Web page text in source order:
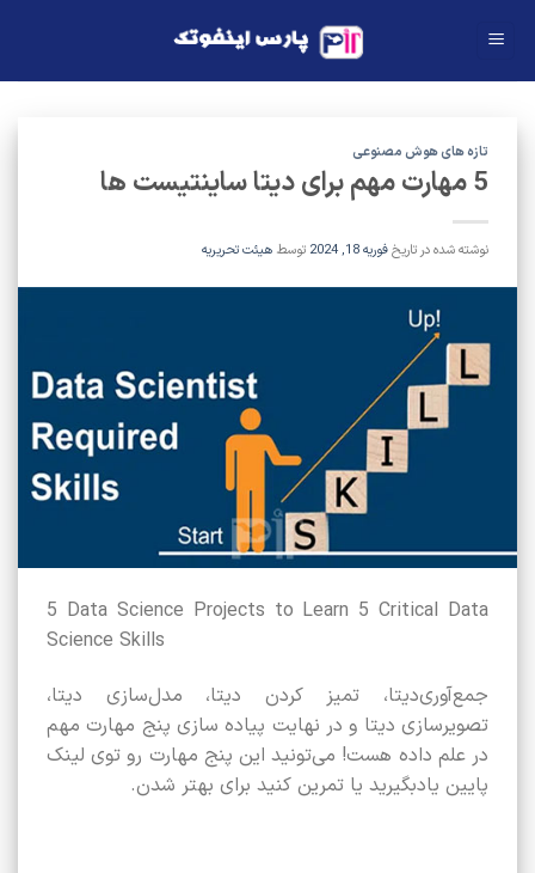
تازه های هوش مصنوعی
5 مهارت مهم برای دیتا ساینتیست ها
نوشته شده در تاریخفوریه 18, 2024 توسط هیئت تحریریه
5 Data Science Projects to Learn 5 Critical Data
Science Skills
جمع‌آوری‌دیتا، تمیز کردن دیتا، مدل‌سازی دیتا،
تصویر‌سازی دیتا و در نهایت پیاده سازی پنج مهارت مهم
در علم داده هست! می‌تونید این پنج مهارت رو توی لینک
پایین یادبگیرید یا تمرین کنید برای بهتر شدن.